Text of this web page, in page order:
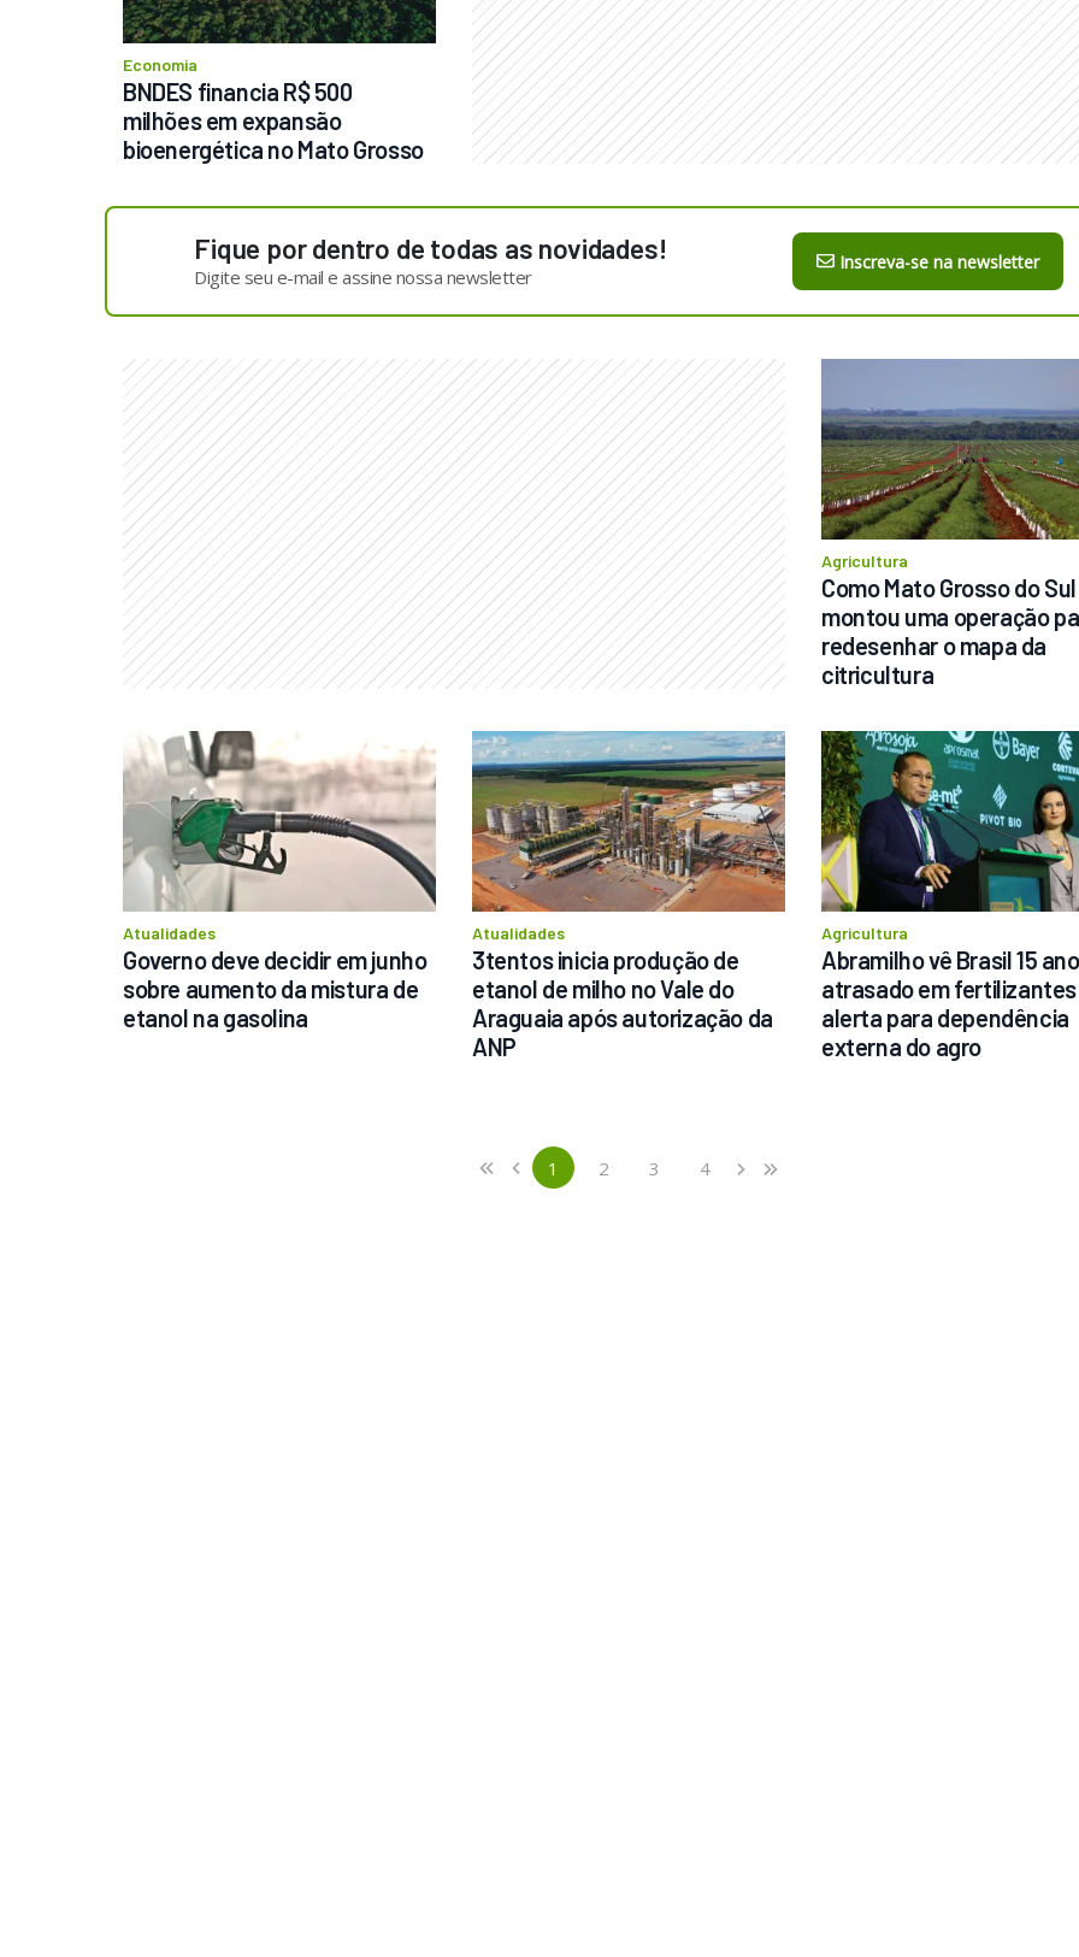
Economia
BNDES financia R$ 500
milhões em expansão
bioenergética no Mato Grosso
Fique por dentro de todas as novidades!
Digite seu e-mail e assine nossa newsletter
Inscreva-se na newsletter
Agricultura
Como Mato Grosso do Sul
montou uma operação
redesenhar o mapa da
citricultura
Atualidades
Governo deve decidir em junho
sobre aumento da mistura de
etanol na gasolina
Atualidades
3tentos inicia produção de
etanol de milho no Vale do
Araguaia após autorização da
ANP
Agricultura
Abramilho vê Brasil 15
atrasado em
alerta para dependência
externa do agro
«
First ‹
Previous 1(current)
2 3 4 ›
Next
»
Last